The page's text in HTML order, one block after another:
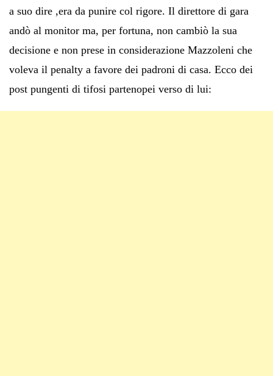
a suo dire ,era da punire col rigore. Il direttore di gara
andò al monitor ma, per fortuna, non cambiò la sua
decisione e non prese in considerazione Mazzoleni che
voleva il penalty a favore dei padroni di casa. Ecco dei
post pungenti di tifosi partenopei verso di lui: